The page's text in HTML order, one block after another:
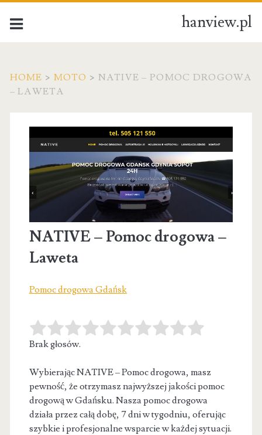
hanview.pl
HOME > MOTO > NATIVE – POMOC DROGOWA
– LAWETA
NATIVE – Pomoc drogowa –
Laweta
Pomoc drogowa Gdańsk
Brak głosów.
Wybierając NATIVE – Pomoc drogowa, masz
pewność, że otrzymasz najwyższej jakości pomoc
drogową w Gdańsku. Nasza pomoc drogowa
działa przez całą dobę, 7 dni w tygodniu, oferując
szybkie i profesjonalne wsparcie w każdej sytuacji.